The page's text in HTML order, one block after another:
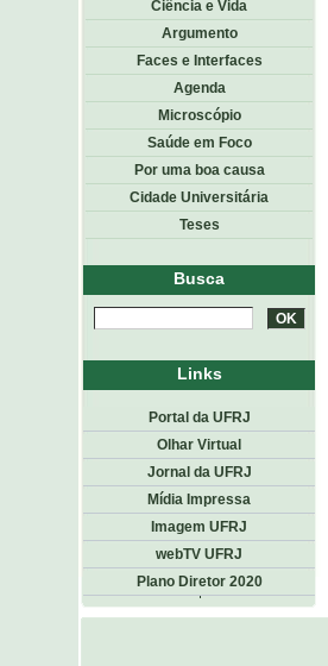
Ciência e Vida
Argumento
Faces e Interfaces
Agenda
Microscópio
Saúde em Foco
Por uma boa causa
Cidade Universitária
Teses
Busca
Links
Portal da UFRJ
Olhar Virtual
Jornal da UFRJ
Mídia Impressa
Imagem UFRJ
webTV UFRJ
Plano Diretor 2020
<< voltar Topo